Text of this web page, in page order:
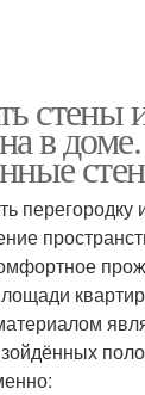
стены
в
перегородку